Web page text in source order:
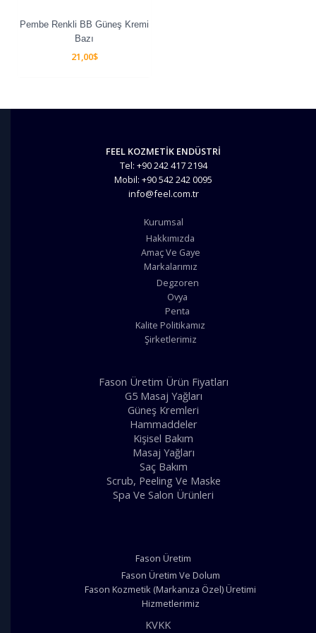
Pembe Renkli BB Güneş Kremi
Bazı
21,00$
FEEL KOZMETİK ENDÜSTRİ
Tel: +90 242 417 2194
Mobil: +90 542 242 0095
info@feel.com.tr
Kurumsal
Hakkımızda
Amaç Ve Gaye
Markalarımız
Degzoren
Ovya
Penta
Kalite Politikamız
Şirketlerimiz
Fason Üretim Ürün Fiyatları
G5 Masaj Yağları
Güneş Kremleri
Hammaddeler
Kişisel Bakım
Masaj Yağları
Saç Bakım
Scrub, Peeling Ve Maske
Spa Ve Salon Ürünleri
Fason Üretim
Fason Üretim Ve Dolum
Fason Kozmetik (Markanıza Özel) Üretimi
Hizmetlerimiz
KVKK